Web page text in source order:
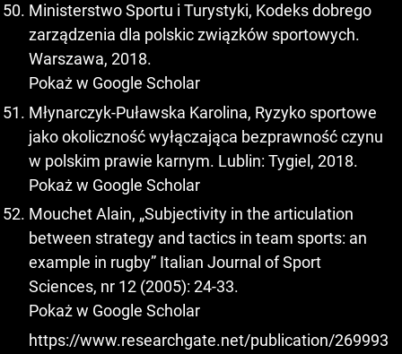
Ministerstwo Sportu i Turystyki, Kodeks dobrego
zarządzenia dla polskic związków sportowych.
Warszawa, 2018.
Pokaż w Google Scholar
Młynarczyk-Puławska Karolina, Ryzyko sportowe
jako okoliczność wyłączająca bezprawność czynu
w polskim prawie karnym. Lublin: Tygiel, 2018.
Pokaż w Google Scholar
Mouchet Alain, „Subjectivity in the articulation
between strategy and tactics in team sports: an
example in rugby” Italian Journal of Sport
Sciences, nr 12 (2005): 24-33.
Pokaż w Google Scholar
https://www.researchgate.net/publication/269993